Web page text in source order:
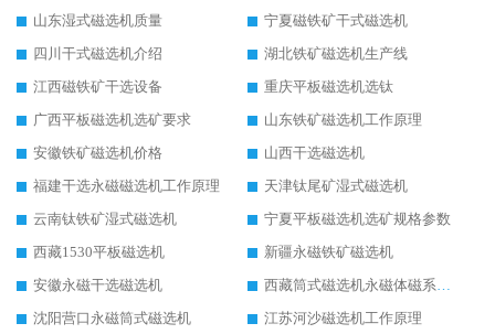
山东湿式磁选机质量
宁夏磁铁矿干式磁选机
四川干式磁选机介绍
湖北铁矿磁选机生产线
江西磁铁矿干选设备
重庆平板磁选机选钛
广西平板磁选机选矿要求
山东铁矿磁选机工作原理
安徽铁矿磁选机价格
山西干选磁选机
福建干选永磁磁选机工作原理
天津钛尾矿湿式磁选机
云南钛铁矿湿式磁选机
宁夏平板磁选机选矿规格参数
西藏1530平板磁选机
新疆永磁铁矿磁选机
安徽永磁干选磁选机
西藏筒式磁选机永磁体磁系设计
沈阳营口永磁筒式磁选机
江苏河沙磁选机工作原理